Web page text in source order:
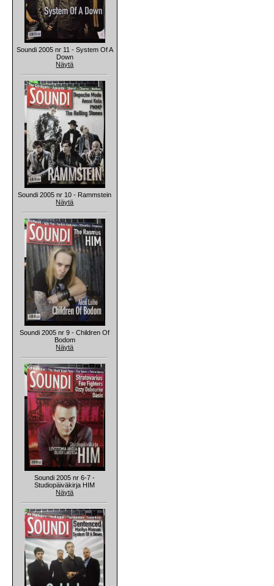
Soundi 2005 nr 11 - System Of A
Down
Näytä
Soundi 2005 nr 10 - Rammstein
Näytä
Soundi 2005 nr 9 - Children Of
Bodom
Näytä
Soundi 2005 nr 6-7 -
Studiopäiväkirja HIM
Näytä